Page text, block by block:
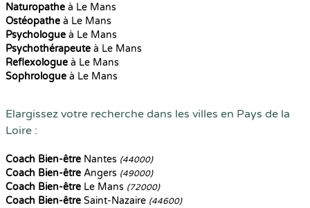
Naturopathe à Le Mans
Ostéopathe à Le Mans
Psychologue à Le Mans
Psychothérapeute à Le Mans
Reflexologue à Le Mans
Sophrologue à Le Mans
Elargissez votre recherche dans les villes en Pays de la
Loire :
Coach Bien-être Nantes (44000)
Coach Bien-être Angers (49000)
Coach Bien-être Le Mans (72000)
Coach Bien-être Saint-Nazaire (44600)